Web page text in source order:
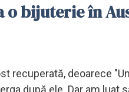
o bijuterie în
recuperată, deoarece
după ele. Dar am luat